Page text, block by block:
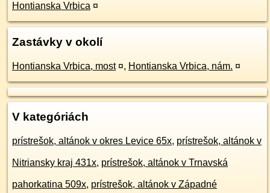
Hontianska Vrbica ¤
Zastávky v okolí
Hontianska Vrbica, most ¤, Hontianska Vrbica, nám. ¤
V kategóriách
prístrešok, altánok v okres Levice 65x, prístrešok, altánok v
Nitriansky kraj 431x, prístrešok, altánok v Trnavská
pahorkatina 509x, prístrešok, altánok v Západné